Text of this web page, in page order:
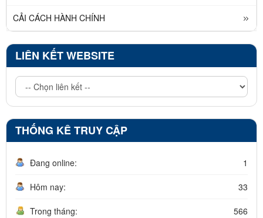
CẢI CÁCH HÀNH CHÍNH
LIÊN KẾT WEBSITE
THỐNG KÊ TRUY CẬP
Đang online: 1
Hôm nay: 33
Trong tháng: 566